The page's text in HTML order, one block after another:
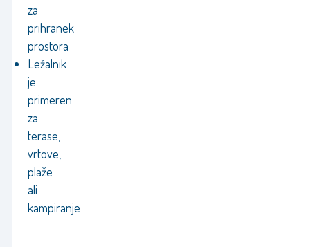
za
prihranek
prostora
Ležalnik
je
primeren
za
terase,
vrtove,
plaže
ali
kampiranje